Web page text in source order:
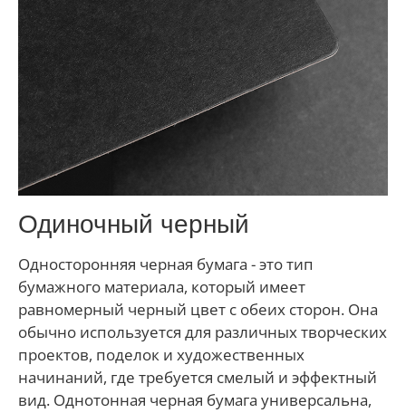
Одиночный черный
Односторонняя черная бумага - это тип
бумажного материала, который имеет
равномерный черный цвет с обеих сторон. Она
обычно используется для различных творческих
проектов, поделок и художественных
начинаний, где требуется смелый и эффектный
вид. Однотонная черная бумага универсальна,